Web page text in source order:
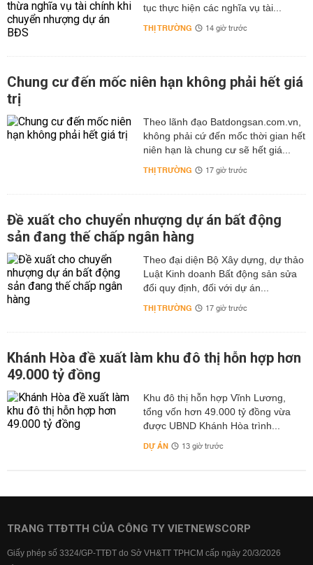
tục thực hiện các nghĩa vụ tài...
THỊ TRƯỜNG 14 giờ trước
Chung cư đến mốc niên hạn không phải hết giá
trị
Theo lãnh đạo Batdongsan.com.vn,
không phải cứ đến mốc thời gian hết
niên hạn là chung cư sẽ hết giá...
THỊ TRƯỜNG 17 giờ trước
Đề xuất cho chuyển nhượng dự án bất động
sản đang thế chấp ngân hàng
Theo đại diện Bộ Xây dựng, dự thảo
Luật Kinh doanh Bất động sản sửa
đổi quy định, đối với dự án...
THỊ TRƯỜNG 17 giờ trước
Khánh Hòa đề xuất làm khu đô thị hỗn hợp hơn
49.000 tỷ đồng
Khu đô thị hỗn hợp Vĩnh Lương,
tổng vốn hơn 49.000 tỷ đồng vừa
được UBND Khánh Hòa trình...
DỰ ÁN 13 giờ trước
TRANG TTĐTTH CỦA CÔNG TY VIETNEWSCORP
Giấy phép số 3324/GP-TTĐT do Sở VH&TT TPHCM cấp ngày 20/3/2026